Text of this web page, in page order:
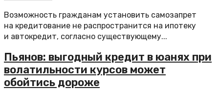
Возможность гражданам установить самозапрет
на кредитование не распространится на ипотеку
и автокредит, согласно существующему...
Пьянов: выгодный кредит в юанях при
волатильности курсов может
обойтись дороже